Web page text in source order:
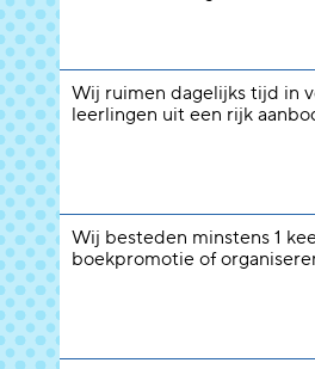
Wij ruimen dagelijks tijd in
leerlingen uit een rijk
Wij besteden minstens 1
boekpromotie of